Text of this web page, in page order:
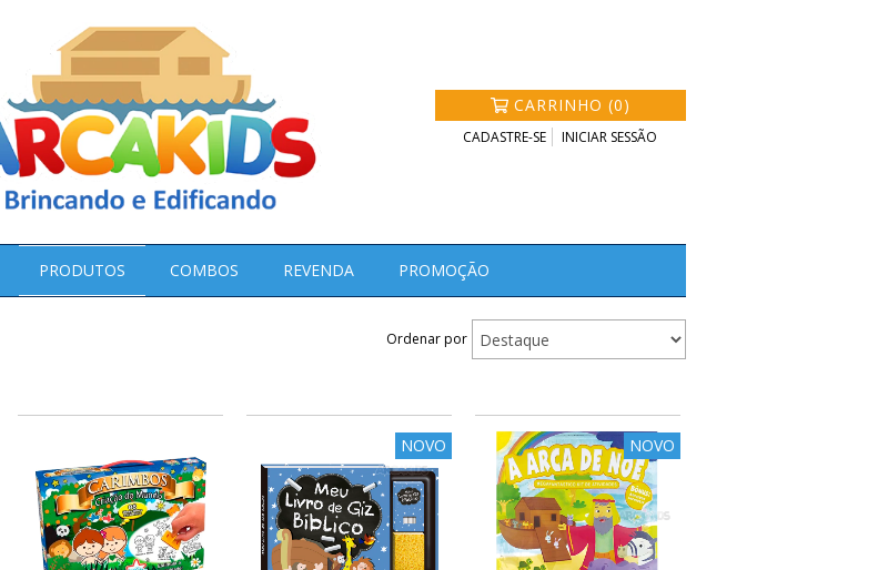
CARRINHO (0)
CADASTRE-SE INICIAR SESSÃO
PRODUTOS COMBOS REVENDA PROMOÇÃO
Ordenar por
NOVO NOVO